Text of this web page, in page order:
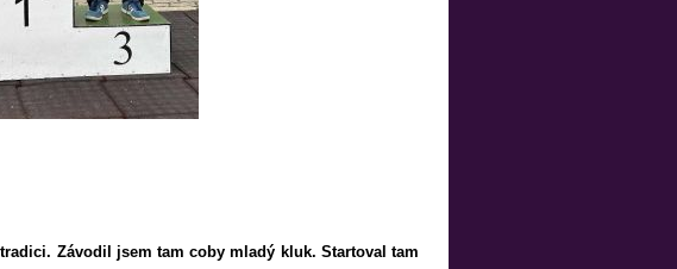
Závodil jsem tam coby mladý kluk. Startoval tam